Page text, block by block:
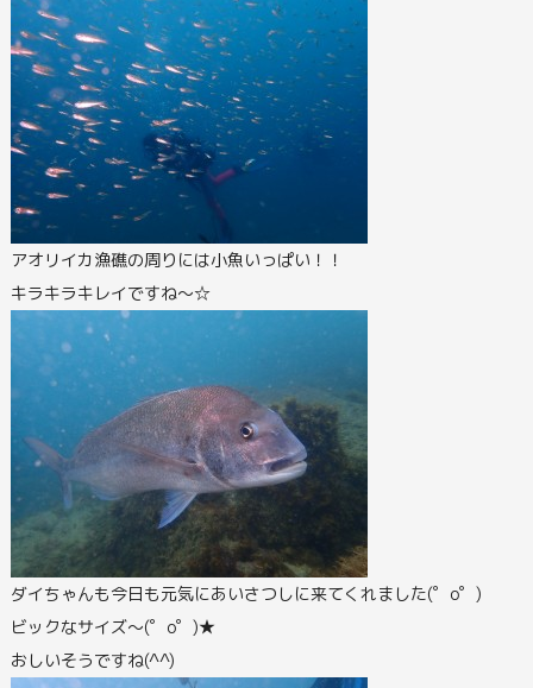
アオリイカ漁礁の周りには小魚いっぱい！！
キラキラキレイですね～☆
ダイちゃんも今日も元気にあいさつしに来てくれました(゜o゜)
ビックなサイズ～(゜o゜)★
おしいそうですね(^^)